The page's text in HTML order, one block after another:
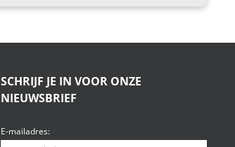
SCHRIJF JE IN VOOR ONZE
NIEUWSBRIEF
E-mailadres: